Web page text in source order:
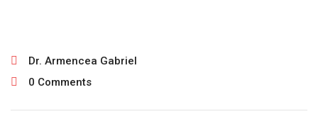
Dr. Armencea Gabriel
0 Comments